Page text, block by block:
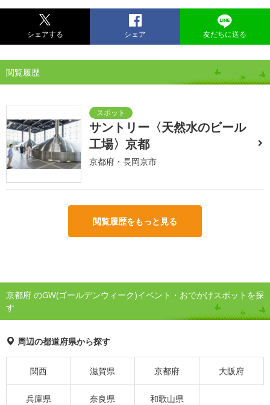
シェアする シェア 友だちに送る
閲覧履歴
サントリー〈天然水のビール
工場〉京都
京都府・長岡京市
閲覧履歴をもっと見る
京都府 のGW(ゴールデンウィーク)イベント・おでかけスポットを探
す
周辺の都道府県から探す
関西 滋賀県 京都府 大阪府
兵庫県 奈良県 和歌山県